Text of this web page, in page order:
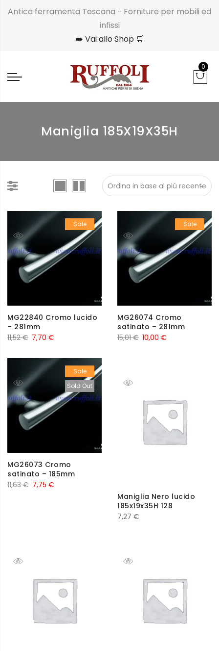
Antica ferramenta Toscana - Forniture per mobili ed
infissi
➡️ Vai allo Shop 🛒
0
Maniglia 185X19X35H
Sale
MG22840 Cromo lucido
– 281mm
11,52€ 7,70 €
Sale
MG26074 Cromo
satinato – 281mm
15,01€ 10,00 €
Sale
Sold Out
MG26073 Cromo
satinato – 185mm
11,63€ 7,75 €
Maniglia Nero lucido
185x19x35H 128
7,27 €